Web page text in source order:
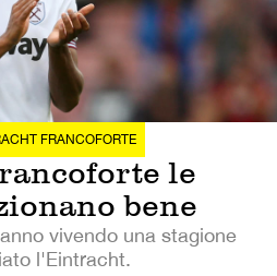
FRANCOFORTE
le
bene
vivendo una stagione
l'Eintracht.